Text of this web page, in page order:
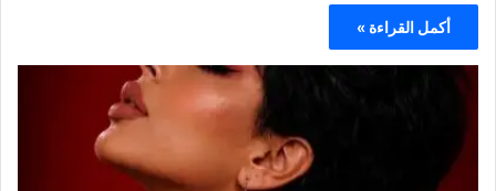
أكمل القراءة »